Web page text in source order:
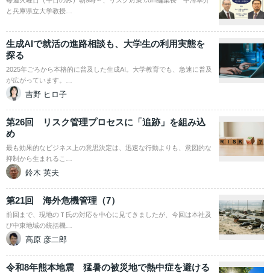
と兵庫県立大学教授…
生成AIで就活の進路相談も、大学生の利用実態を
探る
2025年ごろから本格的に普及した生成AI。大学教育でも、急速に普及
が広がっています。…
吉野 ヒロ子
第26回 リスク管理プロセスに「追跡」を組み込
め
最も効果的なビジネス上の意思決定は、迅速な行動よりも、意図的な
抑制から生まれるこ…
鈴木 英夫
第21回 海外危機管理（7）
前回まで、現地のＴ氏の対応を中心に見てきましたが、今回は本社及
び中東地域の統括機…
高原 彦二郎
令和8年熊本地震 猛暑の被災地で熱中症を避ける